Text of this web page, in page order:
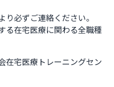
必ずご連絡ください。
る在宅医療に関わる全職種
在宅医療トレーニングセン